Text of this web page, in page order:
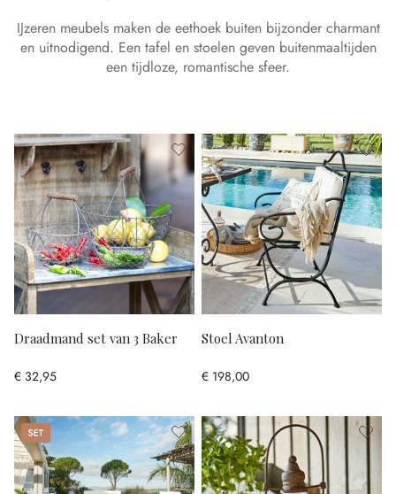
IJzeren meubels maken de eethoek buiten bijzonder charmant
en uitnodigend. Een tafel en stoelen geven buitenmaaltijden
een tijdloze, romantische sfeer.
Draadmand set van 3 Baker
€ 32,95
Stoel Avanton
€ 198,00
Set